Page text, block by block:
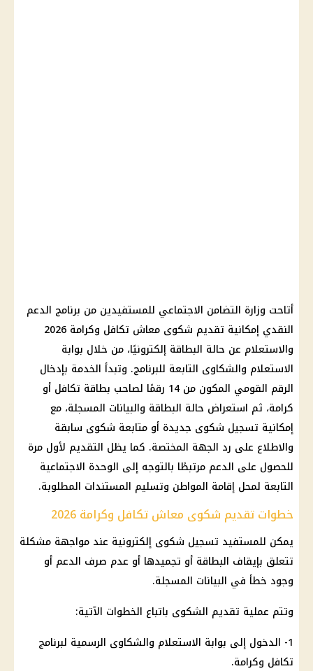
أتاحت وزارة التضامن الاجتماعي للمستفيدين من برنامج الدعم
النقدي إمكانية تقديم شكوى معاش تكافل وكرامة 2026
والاستعلام عن حالة البطاقة إلكترونيًا، من خلال بوابة
الاستعلام والشكاوى التابعة للبرنامج. وتبدأ الخدمة بإدخال
الرقم القومي المكون من 14 رقمًا لصاحب بطاقة تكافل أو
كرامة، ثم استعراض حالة البطاقة والبيانات المسجلة، مع
إمكانية تسجيل شكوى جديدة أو متابعة شكوى سابقة
والاطلاع على رد الجهة المختصة. كما يظل التقديم لأول مرة
للحصول على الدعم مرتبطًا بالتوجه إلى الوحدة الاجتماعية
التابعة لمحل إقامة المواطن وتسليم المستندات المطلوبة.
خطوات تقديم شكوى معاش تكافل وكرامة 2026
يمكن للمستفيد تسجيل شكوى إلكترونية عند مواجهة مشكلة
تتعلق بإيقاف البطاقة أو تجميدها أو عدم صرف الدعم أو
وجود خطأ في البيانات المسجلة.
وتتم عملية تقديم الشكوى باتباع الخطوات الآتية:
1- الدخول إلى بوابة الاستعلام والشكاوى الرسمية لبرنامج
تكافل وكرامة.